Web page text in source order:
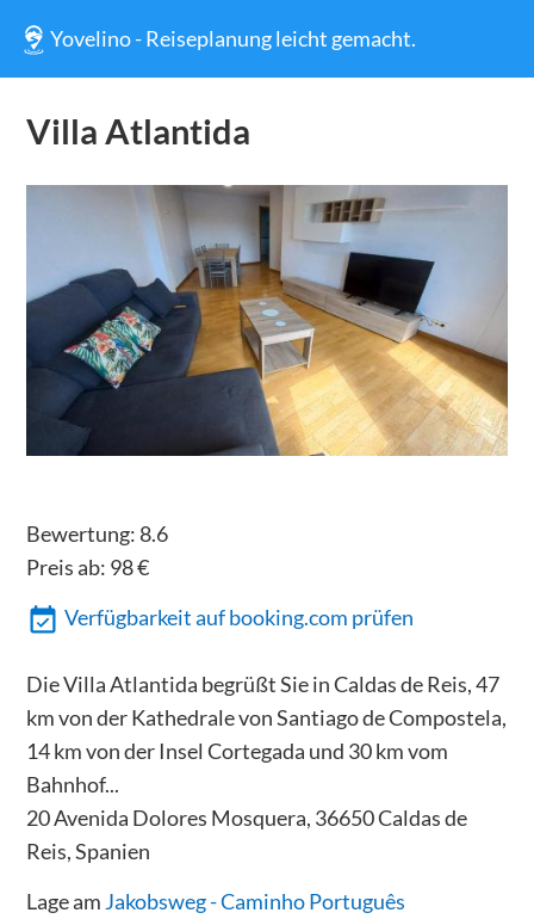
Yovelino - Reiseplanung leicht gemacht.
Villa Atlantida
Bewertung: 8.6
Preis ab: 98€
Verfügbarkeit auf booking.com prüfen
Die Villa Atlantida begrüßt Sie in Caldas de Reis, 47
km von der Kathedrale von Santiago de Compostela,
14 km von der Insel Cortegada und 30 km vom
Bahnhof...
20 Avenida Dolores Mosquera, 36650 Caldas de
Reis, Spanien
Lage am Jakobsweg - Caminho Português